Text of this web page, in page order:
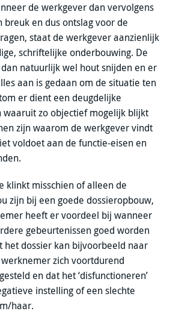
de werkgever dan vervolgens
en dus ontslag voor de
staat de werkgever aanzienlijk
schriftelijke onderbouwing. De
natuurlijk wel hout snijden en er
aan is gedaan om de situatie ten
er dient een deugdelijke
waaruit zo objectief mogelijk blijkt
zijn waarom de werkgever vindt
voldoet aan de functie-eisen en
klinkt misschien of alleen de
zijn bij een goede dossieropbouw,
heeft er voordeel bij wanneer
gebeurtenissen goed worden
het dossier kan bijvoorbeeld naar
zich voortdurend
en dat het ‘disfunctioneren’
instelling of een slechte
haar.